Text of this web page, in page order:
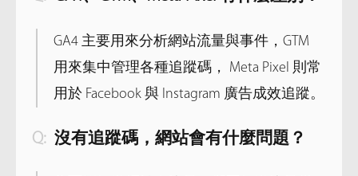
GA4 主要用來分析網站流量與事件，GTM
用來集中管理各種追蹤碼， Meta Pixel 則常
用於 Facebook 與 Instagram 廣告成效追蹤。
沒有追蹤碼，網站會有什麼問題？